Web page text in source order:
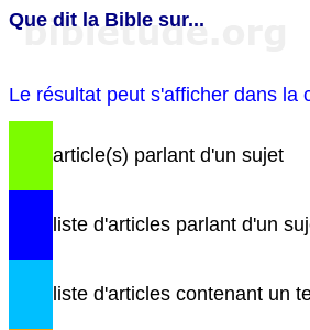
Que dit la Bible sur...
Le résultat peut s'afficher dans la
article(s) parlant d'un sujet
liste d'articles parlant d'un
liste d'articles contenant un